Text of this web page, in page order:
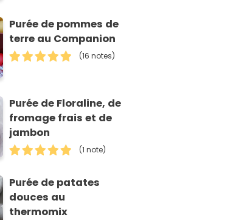
Purée de pommes de
terre au Companion
(16 notes)
Purée de Floraline, de
fromage frais et de
jambon
(1 note)
Purée de patates
douces au
thermomix